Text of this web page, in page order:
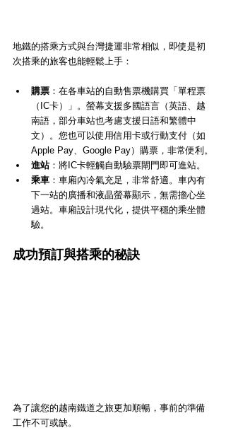
地鐵的搭乘方式與台灣捷運非常相似，即使是初
次搭乘的旅客也能輕鬆上手：
購票 ：在各車站的自動售票機購買「單程票
（IC卡）」。螢幕支援多國語言（英語、越
南語，部分車站也考慮支援日語和繁體中
文）。您也可以使用信用卡或行動支付（如
Apple Pay、Google Pay）購票，非常便利。
進站：將IC卡輕觸自動驗票閘門即可進站。
乘車 ：車廂內冷氣充足，非常舒適。車內有
下一站的廣播和液晶螢幕顯示，無需擔心坐
過站。車廂設計現代化，提供平穩的乘坐體
驗。
成功預訂與搭乘的秘訣
為了讓您的越南鐵道之旅更加順暢，事前的準備
工作不可或缺。